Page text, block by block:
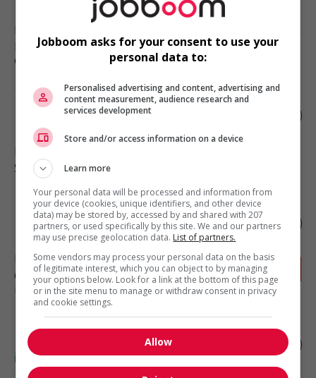
Restauration, hôtellerie, tourisme
et loisirs
Préposé(e) aux bénéficiaires (nuit)
Montréal
Santé
Mécanicien industriel
Berthierville, QC
Construction, production et
manutention
Poste au programme: relève en
imprimerie
Jobboom asks for your consent to use your
personal data to:
Personalised advertising and content, advertising and
content measurement, audience research and
services development
Store and/or access information on a device
Learn more
Your personal data will be processed and information from
your device (cookies, unique identifiers, and other device
data) may be stored by, accessed by and shared with 207
partners, or used specifically by this site. We and our partners
may use precise geolocation data. List of partners.
Some vendors may process your personal data on the basis
of legitimate interest, which you can object to by managing
your options below. Look for a link at the bottom of this page
or in the site menu to manage or withdraw consent in privacy
and cookie settings.
Allow